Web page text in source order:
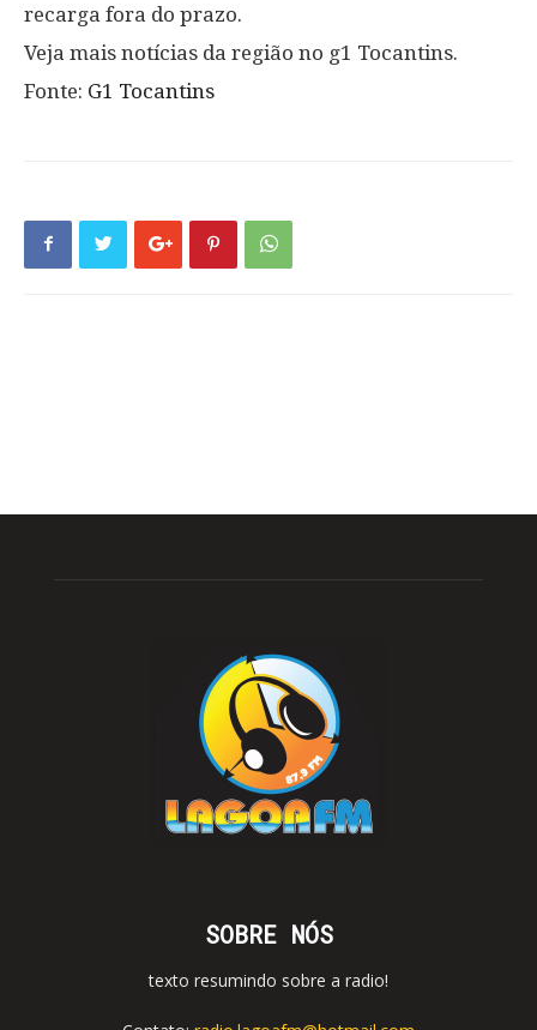
recarga fora do prazo.
Veja mais notícias da região no g1 Tocantins.
Fonte: G1 Tocantins
SOBRE NÓS
texto resumindo sobre a radio!